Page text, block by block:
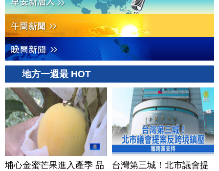
地方一週最 HOT
埔心金蜜芒果進入產季 品
台灣第三城！北市議會提